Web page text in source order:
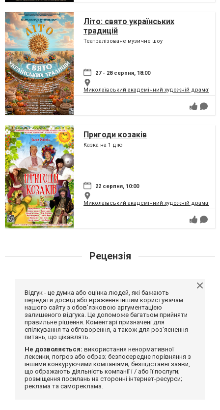
Літо: свято українських
традицій
Театралізоване музичне шоу
27 - 28 серпня, 18:00
Миколаївський академічний художній
Пригоди козаків
Казка на 1 дію
22 серпня, 10:00
Миколаївський академічний художній
Рецензія
Відгук - це думка або оцінка людей, які бажають
передати досвід або враження іншим користувачам
нашого сайту з обов'язковою аргументацією
залишеного відгука. Це допоможе багатьом прийняти
правильне рішення. Коментарі призначені для
спілкування та обговорення, а також для роз'яснення
питань, що цікавлять.
Не дозволяється: використання ненормативної
лексики, погроз або образ; безпосереднє порівняння з
іншими конкуруючими компаніями; безпідставні заяви,
що ображають діяльність компанії і / або її послуги;
розміщення посилань на сторонні інтернет-ресурси;
реклама та самореклама.